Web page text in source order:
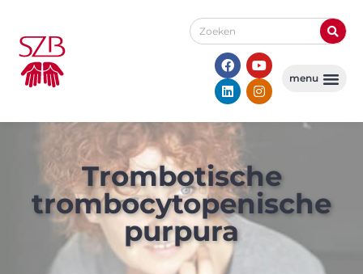
Trombotische
trombocy­topenische
purpura